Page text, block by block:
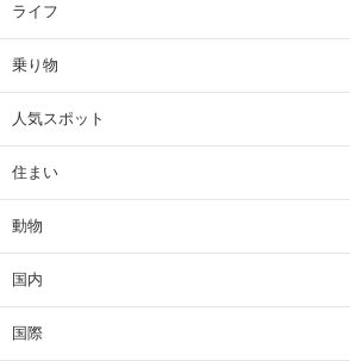
ライフ
乗り物
人気スポット
住まい
動物
国内
国際